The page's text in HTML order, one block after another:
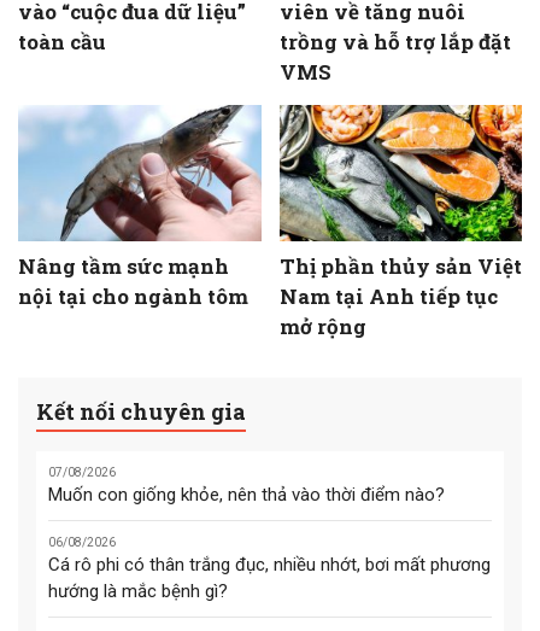
vào “cuộc đua dữ liệu”
toàn cầu
viên về tăng nuôi
trồng và hỗ trợ lắp đặt
VMS
Nâng tầm sức mạnh
nội tại cho ngành tôm
Thị phần thủy sản Việt
Nam tại Anh tiếp tục
mở rộng
Kết nối chuyên gia
07/08/2026
Muốn con giống khỏe, nên thả vào thời điểm nào?
06/08/2026
Cá rô phi có thân trắng đục, nhiều nhớt, bơi mất phương
hướng là mắc bệnh gì?